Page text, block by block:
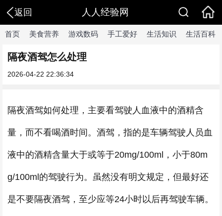
返回 人人经验网
首页 美食营养 游戏数码 手工爱好 生活知识 生活百科
隔夜酒驾怎么处理
2026-04-22 22:36:34
隔夜酒驾如何处理，主要看驾驶人血液中的酒精含
量，而不看喝酒时间。酒驾，指的是车辆驾驶人员血
液中的酒精含量大于或等于20mg/100ml，小于80m
g/100ml的驾驶行为。虽然没有明文规定，但最好还
是不要隔夜酒驾，至少应等24小时以后再驾驶车辆。